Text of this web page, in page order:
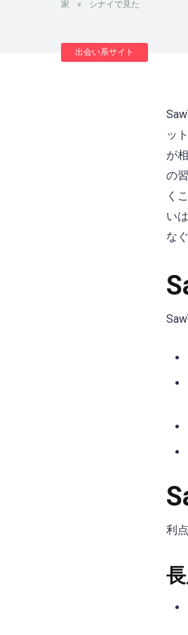
家 » シナイで見た
出会い系サイト
ッ
が
の
く
い
な
利